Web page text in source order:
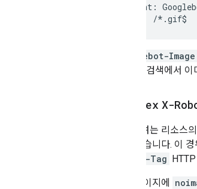
User-agent:
Disallow: /*.gif$
Googlebot-Image
Google 검색에서
noindex X-
삭제하려는 리소스
수도 있습니다. 이
Robots-Tag
특정 페이지에